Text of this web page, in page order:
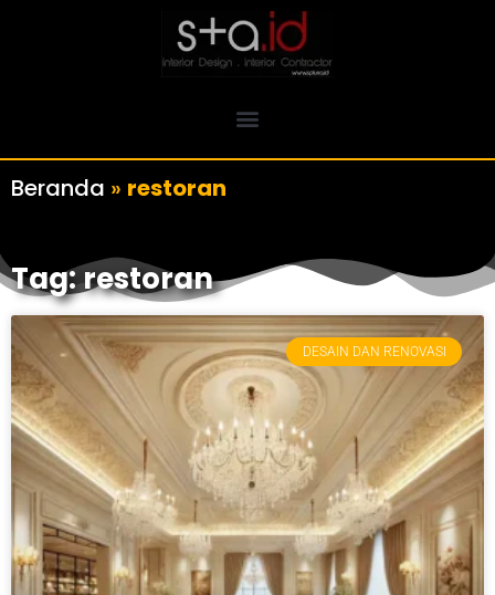
Beranda » restoran
Tag: restoran
DESAIN DAN RENOVASI